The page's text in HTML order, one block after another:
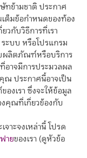
ทข้ามชาติ ประกาศ
ต็มข้อกำหนดของท้อง
วกับวิธีการที่เรา
ะบบ หรือโปรแกรม
ผลิตภัณฑ์หรือบริการ
าจมีการประมวลผล
คุณ ประกาศนี้อาจเป็น
งเรา ซึ่งจะให้ข้อมูล
งคุณที่เกี่ยวข้องกับ
าะจงเหล่านี้ โปรด
ายของเรา (ดูหัวข้อ